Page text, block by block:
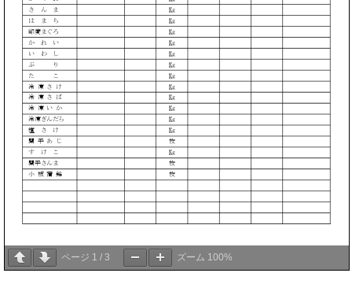
ページ 1 / 3 ズーム 100%